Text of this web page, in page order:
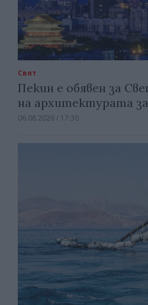
Свят
Пекин е обявен за
на архитектурата за
06.08.2026 / 17:30